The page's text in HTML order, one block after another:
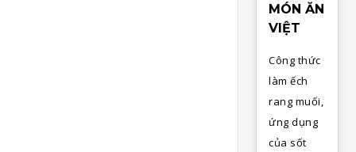
MÓN ĂN
VIỆT
Công thức
làm ếch
rang muối,
ứng dụng
của sốt